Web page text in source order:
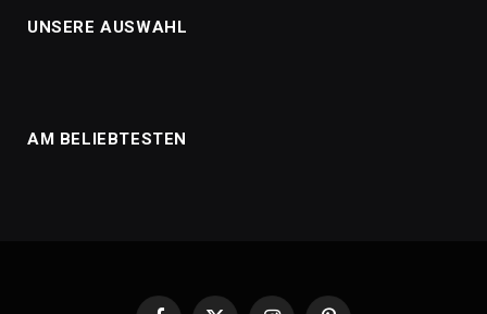
UNSERE AUSWAHL
AM BELIEBTESTEN